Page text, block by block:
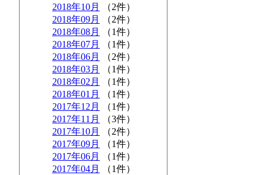
2018年10月
（2件）
2018年09月
（2件）
2018年08月
（1件）
2018年07月
（1件）
2018年06月
（2件）
2018年03月
（1件）
2018年02月
（1件）
2018年01月
（1件）
2017年12月
（1件）
2017年11月
（3件）
2017年10月
（2件）
2017年09月
（1件）
2017年06月
（1件）
2017年04月
（1件）